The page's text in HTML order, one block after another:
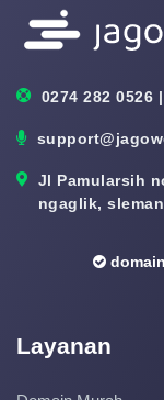
0274 282 0526
Jl Pamularsih
ngaglik,
domain
Layanan